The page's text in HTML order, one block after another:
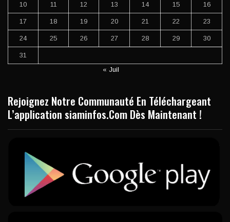
10 11 12 13 14 15 16
17 18 19 20 21 22 23
24 25 26 27 28 29 30
31
« Juil
Rejoignez Notre Communauté En Téléchargeant
L’application siaminfos.Com Dès Maintenant !